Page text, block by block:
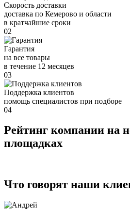
Скорость доставки
доставка по Кемерово и области
в кратчайшие сроки
02
Гарантия
на все товары
в течение 12 месяцев
03
Поддержка клиентов
помощь специалистов при подборе
04
Рейтинг компании на
площадках
Что говорят наши